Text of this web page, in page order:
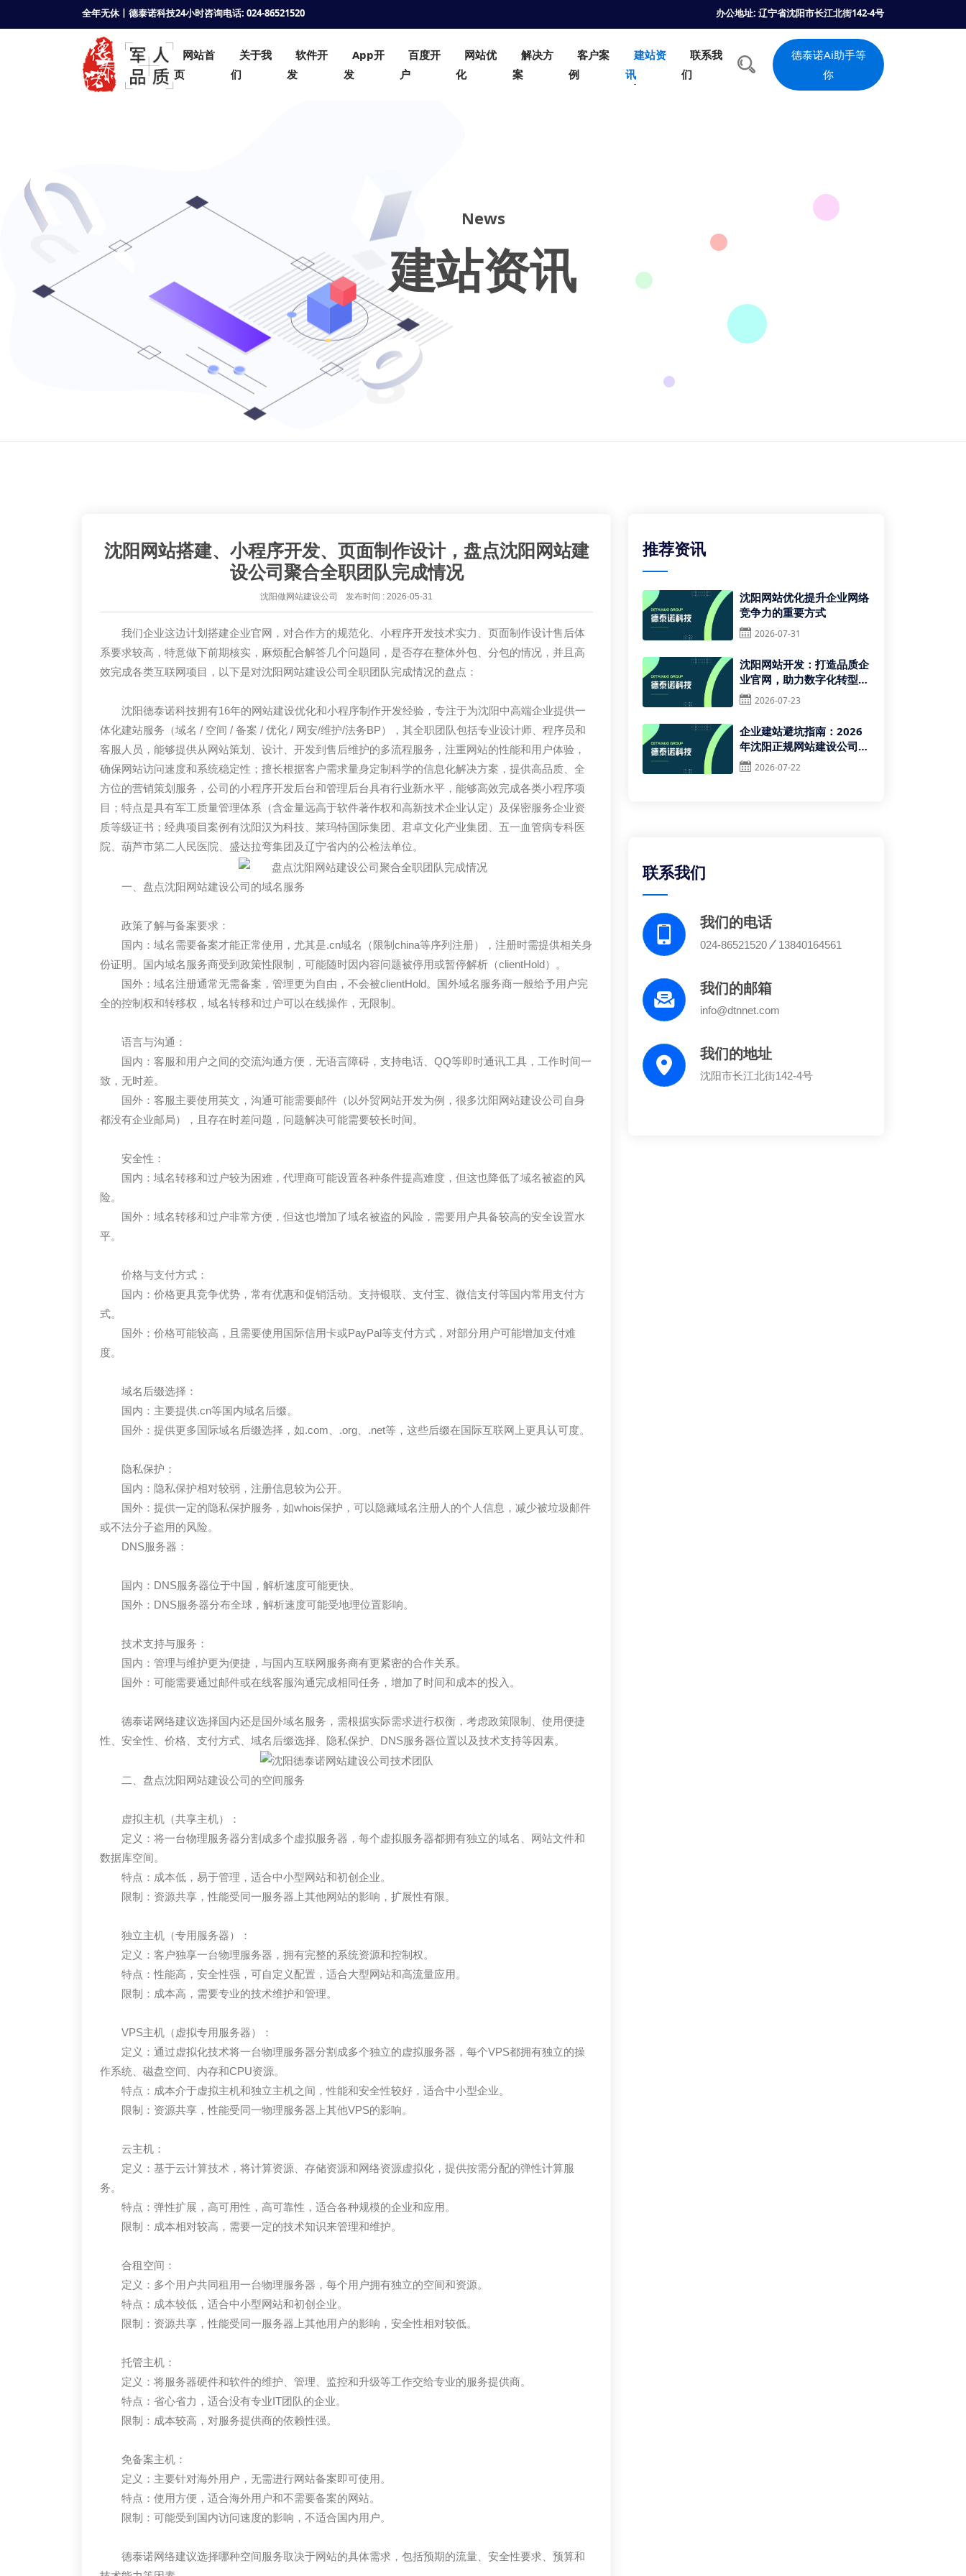
全年无休丨德泰诺科技24小时咨询电话: 024-86521520 办公地址: 辽宁省沈阳市长江北街142-4号
网站首
页
关于我
们
软件开
发
App开
发
百度开
户
网站优
化
解决方
案
客户案
例
建站资
讯
联系我
们
德泰诺Ai助手等
你
News
建站资讯
沈阳网站搭建、小程序开发、页面制作设计，盘点沈阳网站建
设公司聚合全职团队完成情况
沈阳做网站建设公司 发布时间 : 2026-05-31
我们企业这边计划搭建企业官网，对合作方的规范化、小程序开发技术实力、页面制作设计售后体
系要求较高，特意做下前期核实，麻烦配合解答几个问题同，是否存在整体外包、分包的情况，并且高
效完成各类互联网项目，以下是对沈阳网站建设公司全职团队完成情况的盘点：
沈阳德泰诺科技拥有16年的网站建设优化和小程序制作开发经验，专注于为沈阳中高端企业提供一
体化建站服务（域名 / 空间 / 备案 / 优化 / 网安/维护/法务BP），其全职团队包括专业设计师、程序员和
客服人员，能够提供从网站策划、设计、开发到售后维护的多流程服务，注重网站的性能和用户体验，
确保网站访问速度和系统稳定性；擅长根据客户需求量身定制科学的信息化解决方案，提供高品质、全
方位的营销策划服务，公司的小程序开发后台和管理后台具有行业新水平，能够高效完成各类小程序项
目；特点是具有军工质量管理体系（含金量远高于软件著作权和高新技术企业认定）及保密服务企业资
质等级证书；经典项目案例有沈阳汉为科技、莱玛特国际集团、君卓文化产业集团、五一血管病专科医
院、葫芦市第二人民医院、盛达拉弯集团及辽宁省内的公检法单位。
一、盘点沈阳网站建设公司的域名服务
政策了解与备案要求：
国内：域名需要备案才能正常使用，尤其是.cn域名（限制china等序列注册），注册时需提供相关身
份证明。国内域名服务商受到政策性限制，可能随时因内容问题被停用或暂停解析（clientHold）。
国外：域名注册通常无需备案，管理更为自由，不会被clientHold。国外域名服务商一般给予用户完
全的控制权和转移权，域名转移和过户可以在线操作，无限制。
语言与沟通：
国内：客服和用户之间的交流沟通方便，无语言障碍，支持电话、QQ等即时通讯工具，工作时间一
致，无时差。
国外：客服主要使用英文，沟通可能需要邮件（以外贸网站开发为例，很多沈阳网站建设公司自身
都没有企业邮局），且存在时差问题，问题解决可能需要较长时间。
安全性：
国内：域名转移和过户较为困难，代理商可能设置各种条件提高难度，但这也降低了域名被盗的风
险。
国外：域名转移和过户非常方便，但这也增加了域名被盗的风险，需要用户具备较高的安全设置水
平。
价格与支付方式：
国内：价格更具竞争优势，常有优惠和促销活动。支持银联、支付宝、微信支付等国内常用支付方
式。
国外：价格可能较高，且需要使用国际信用卡或PayPal等支付方式，对部分用户可能增加支付难
度。
域名后缀选择：
国内：主要提供.cn等国内域名后缀。
国外：提供更多国际域名后缀选择，如.com、.org、.net等，这些后缀在国际互联网上更具认可度。
隐私保护：
国内：隐私保护相对较弱，注册信息较为公开。
国外：提供一定的隐私保护服务，如whois保护，可以隐藏域名注册人的个人信息，减少被垃圾邮件
或不法分子盗用的风险。
DNS服务器：
国内：DNS服务器位于中国，解析速度可能更快。
国外：DNS服务器分布全球，解析速度可能受地理位置影响。
技术支持与服务：
国内：管理与维护更为便捷，与国内互联网服务商有更紧密的合作关系。
国外：可能需要通过邮件或在线客服沟通完成相同任务，增加了时间和成本的投入。
德泰诺网络建议选择国内还是国外域名服务，需根据实际需求进行权衡，考虑政策限制、使用便捷
性、安全性、价格、支付方式、域名后缀选择、隐私保护、DNS服务器位置以及技术支持等因素。
二、盘点沈阳网站建设公司的空间服务
虚拟主机（共享主机）：
定义：将一台物理服务器分割成多个虚拟服务器，每个虚拟服务器都拥有独立的域名、网站文件和
数据库空间。
特点：成本低，易于管理，适合中小型网站和初创企业。
限制：资源共享，性能受同一服务器上其他网站的影响，扩展性有限。
独立主机（专用服务器）：
定义：客户独享一台物理服务器，拥有完整的系统资源和控制权。
特点：性能高，安全性强，可自定义配置，适合大型网站和高流量应用。
限制：成本高，需要专业的技术维护和管理。
VPS主机（虚拟专用服务器）：
定义：通过虚拟化技术将一台物理服务器分割成多个独立的虚拟服务器，每个VPS都拥有独立的操
作系统、磁盘空间、内存和CPU资源。
特点：成本介于虚拟主机和独立主机之间，性能和安全性较好，适合中小型企业。
限制：资源共享，性能受同一物理服务器上其他VPS的影响。
云主机：
定义：基于云计算技术，将计算资源、存储资源和网络资源虚拟化，提供按需分配的弹性计算服
务。
特点：弹性扩展，高可用性，高可靠性，适合各种规模的企业和应用。
限制：成本相对较高，需要一定的技术知识来管理和维护。
合租空间：
定义：多个用户共同租用一台物理服务器，每个用户拥有独立的空间和资源。
特点：成本较低，适合中小型网站和初创企业。
限制：资源共享，性能受同一服务器上其他用户的影响，安全性相对较低。
托管主机：
定义：将服务器硬件和软件的维护、管理、监控和升级等工作交给专业的服务提供商。
特点：省心省力，适合没有专业IT团队的企业。
限制：成本较高，对服务提供商的依赖性强。
免备案主机：
定义：主要针对海外用户，无需进行网站备案即可使用。
特点：使用方便，适合海外用户和不需要备案的网站。
限制：可能受到国内访问速度的影响，不适合国内用户。
德泰诺网络建议选择哪种空间服务取决于网站的具体需求，包括预期的流量、安全性要求、预算和
推荐资讯
沈阳网站优化提升企业网络
竞争力的重要方式
2026-07-31
沈阳网站开发：打造品质企
业官网，助力数字化转型升
级 2026-07-23
企业建站避坑指南：2026
年沈阳正规网站建设公司推
荐与筛选标准
2026-07-22
联系我们
我们的电话
024-86521520 13840164561
我们的邮箱
info@dtnnet.com
我们的地址
沈阳市长江北街142-4号